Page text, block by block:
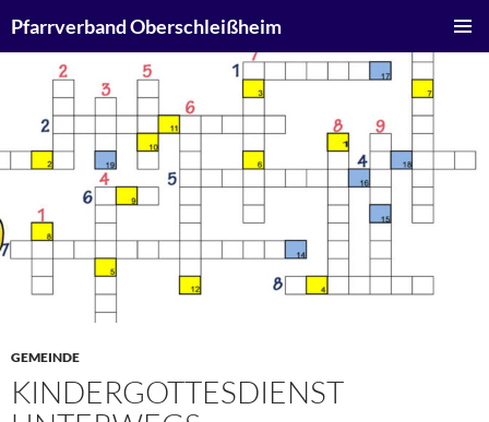
Inhalt
springen
Pfarrverband Oberschleißheim
GEMEINDE
KINDERGOTTESDIENST